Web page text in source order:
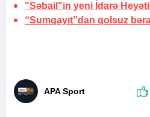
"Səbail"in yeni İdarə
“Sumqayıt”dan qolsuz
APA Sport